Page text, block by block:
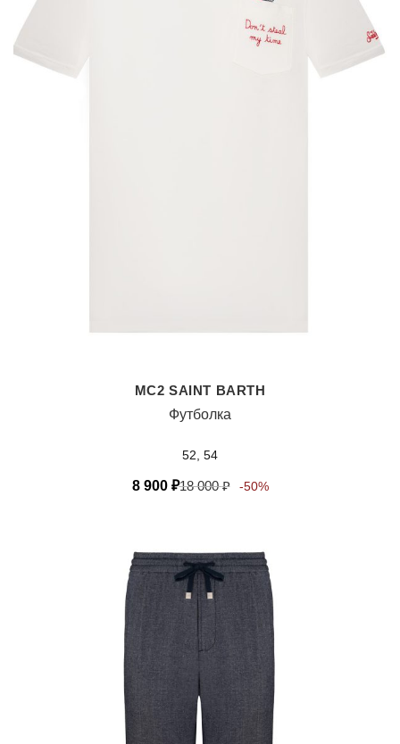
MC2 SAINT BARTH
Футболка
52, 54
8 900 ₽18 000₽ -50%